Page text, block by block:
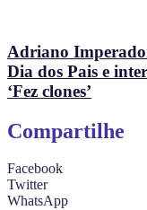
Adriano
Dia dos Pais e
‘Fez clones’
Compartilhe
Facebook
Twitter
WhatsApp